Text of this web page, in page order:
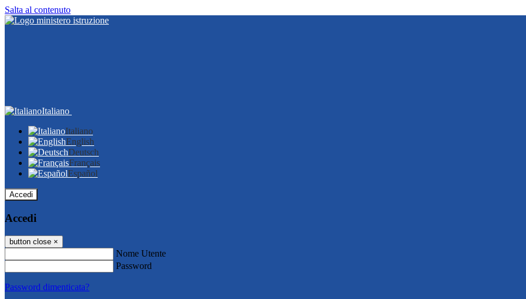
Salta al contenuto
Italiano
Italiano
English
Deutsch
Français
Español
Accedi
Accedi
button close ×
Nome Utente
Password
Password dimenticata?